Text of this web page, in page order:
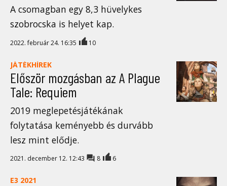
A csomagban egy 8,3 hüvelykes
szobrocska is helyet kap.
2022. február 24. 16:35 10
JÁTÉKHÍREK
Először mozgásban az A Plague
Tale: Requiem
2019 meglepetésjátékának
folytatása keményebb és durvább
lesz mint elődje.
2021. december 12. 12:43 8 6
E3 2021